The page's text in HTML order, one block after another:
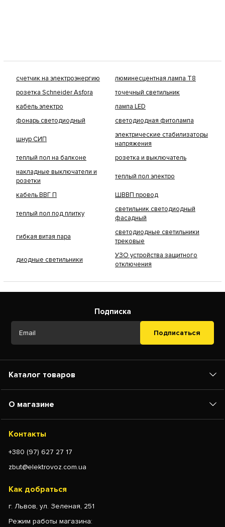
счетчик на электроэнергию
люминесцентная лампа Т8
розетка Schneider Asfora
точечный светильник
кабель электро
лампа LED
фонарь светодиодный
светодиодная фитолампа
шнур СИП
электрические стабилизаторы
напряжения
теплый пол на балконе
розетка и выключатель
накладные выключатели и
розетки
теплый пол электро
кабель ВВГ П ШВВП провод
теплый пол под плитку
светильник светодиодный
фасадный
гибкая витая пара
светодиодные светильники
трековые
диодные светильники
УЗО устройства защитного
отключения
Подписка
Подписаться
Каталог товаров
О магазине
Контакты
+380 (97) 627 27 17
zbut@elektrovoz.com.ua
Как добраться
г. Львов, ул. Зеленая, 251
Режим работы магазина: